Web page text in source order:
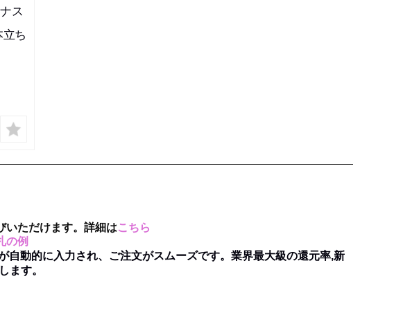
ス
ち
いただけます。詳細はこちら
の例
動的に入力され、ご注文がスムーズです。業界最大級の還元率,新
ます。